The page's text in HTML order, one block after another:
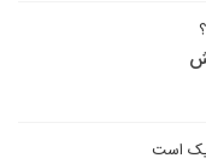
است